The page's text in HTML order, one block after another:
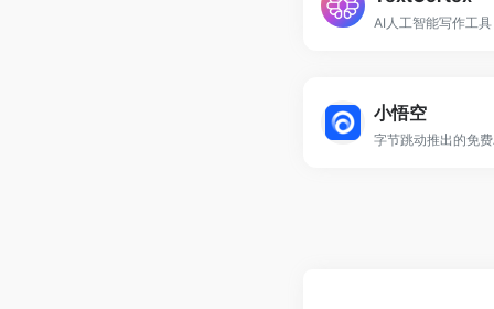
AI人工智能写作工
小悟空